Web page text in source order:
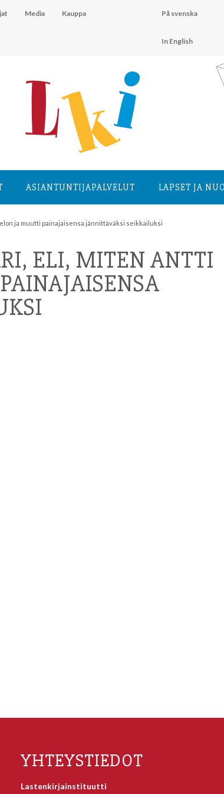
Media Kauppa På svenska
In English
ASIANTUNTIJA­PALVELUT LAPSET JA
ja muutti painajaisensa jännittäväksi seikkailuksi
ELI, MITEN ANTTI
YHTEYSTIEDOT
Lastenkirjainstituutti